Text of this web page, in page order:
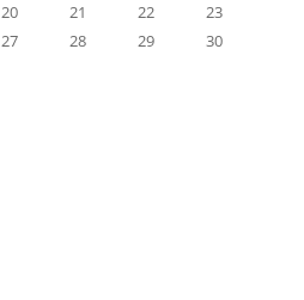
20 21 22
23
27 28 29
30